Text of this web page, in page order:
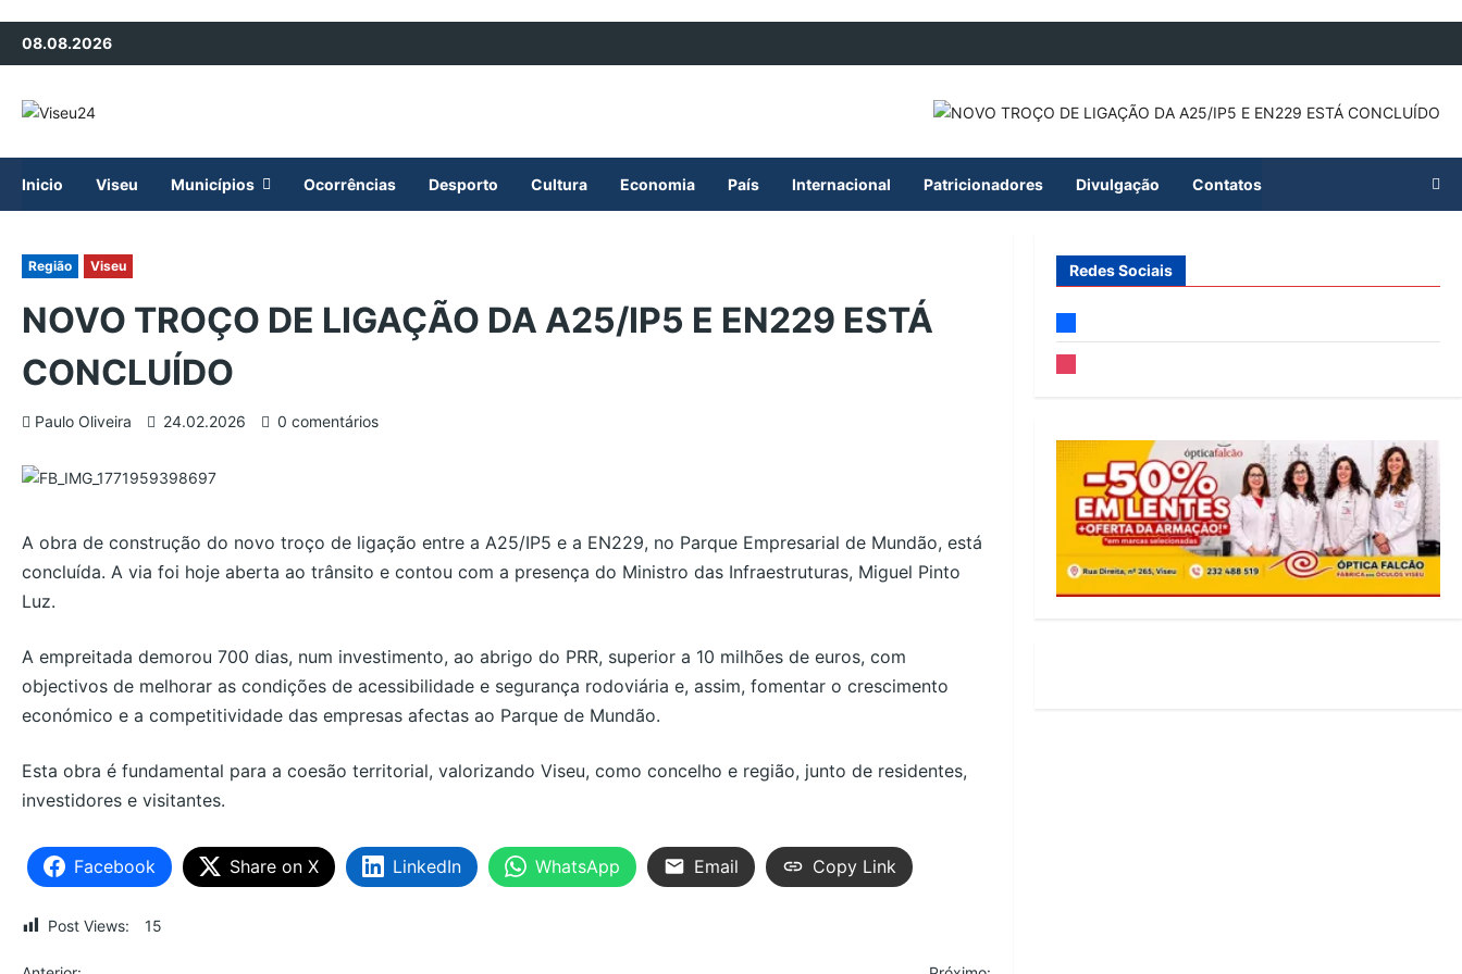
Avançar
conteúdo
08.08.2026
Inicio Viseu Municípios Ocorrências Desporto Cultura Economia País Internacional Patricionadores Divulgação Contatos
Região Viseu
NOVO TROÇO DE LIGAÇÃO DA A25/IP5 E EN229 ESTÁ
CONCLUÍDO
Paulo Oliveira 24.02.2026 0 comentários
A obra de construção do novo troço de ligação entre a A25/IP5 e a EN229, no Parque Empresarial de Mundão, está
concluída. A via foi hoje aberta ao trânsito e contou com a presença do Ministro das Infraestruturas, Miguel Pinto
Luz.
A empreitada demorou 700 dias, num investimento, ao abrigo do PRR, superior a 10 milhões de euros, com
objectivos de melhorar as condições de acessibilidade e segurança rodoviária e, assim, fomentar o crescimento
económico e a competitividade das empresas afectas ao Parque de Mundão.
Esta obra é fundamental para a coesão territorial, valorizando Viseu, como concelho e região, junto de residentes,
investidores e visitantes.
Facebook Share on X LinkedIn WhatsApp Email Copy Link
Post Views: 15
Redes Sociais